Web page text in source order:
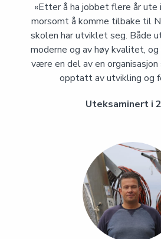
«Etter å ha jobbet flere år ute
morsomt å komme tilbake til
skolen har utviklet seg. Både
moderne og av høy kvalitet,
være en del av en
opptatt av utvikling og
Uteksaminert i